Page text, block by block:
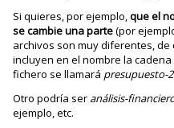
Si quieres, por ejemplo,que el
se cambie una parte(por
archivos son muy diferentes,
incluyen en el nombre la
fichero se llamará presupuesto-
Otro podría ser análisis-
ejemplo, etc.